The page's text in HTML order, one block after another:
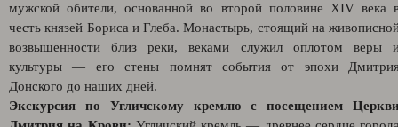
мужской обители, основанной во второй половине XIV века
честь князей Бориса и Глеба. Монастырь, стоящий на
возвышенности близ реки, веками служил оплотом веры
культуры — его стены помнят события от эпохи
Донского до наших дней.
Экскурсия по Угличскому кремлю с посещением